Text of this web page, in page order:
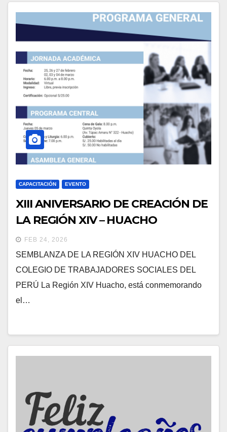
CAPACITACIÓN EVENTO
XIII ANIVERSARIO DE CREACIÓN DE
LA REGIÓN XIV – HUACHO
FEB 24, 2026
SEMBLANZA DE LA REGIÓN XIV HUACHO DEL
COLEGIO DE TRABAJADORES SOCIALES DEL
PERÚ La Región XIV Huacho, está conmemorando
el…